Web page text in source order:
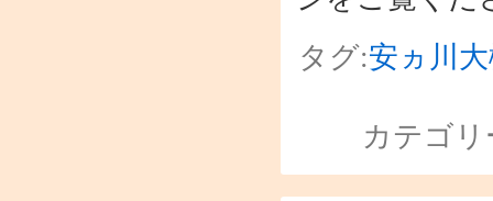
タグ:安ヵ川
カテゴ